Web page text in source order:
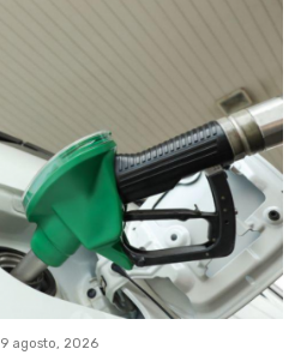
9 agosto, 2026